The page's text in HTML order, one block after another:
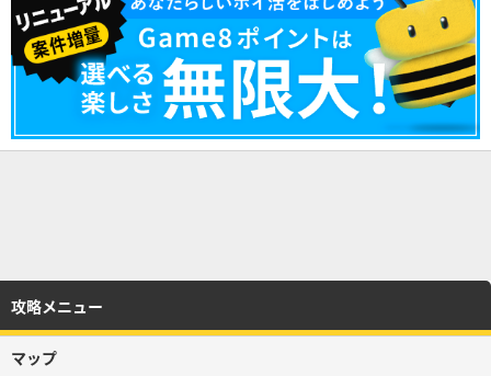
攻略メニュー
マップ